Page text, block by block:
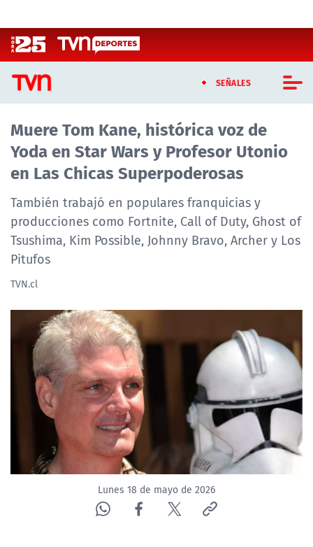
SEÑALES
CASTING MASTERCHEF CHILE
CASTING TVN VERTICAL
TVN VERTICAL
TVN PLAY
PROGRAMAS
NTV
ACTUALIDAD Y TENDENCIAS
CORPORATIVO Y TRANSPARENCIA
CANAL DE DENUNCIAS
ÁREA DE PROYECTOS
Muere Tom Kane, histórica voz de
Yoda en Star Wars y Profesor Utonio
en Las Chicas Superpoderosas
También trabajó en populares franquicias y
producciones como Fortnite, Call of Duty, Ghost of
Tsushima, Kim Possible, Johnny Bravo, Archer y Los
Pitufos
TVN.cl
Lunes 18 de mayo de 2026